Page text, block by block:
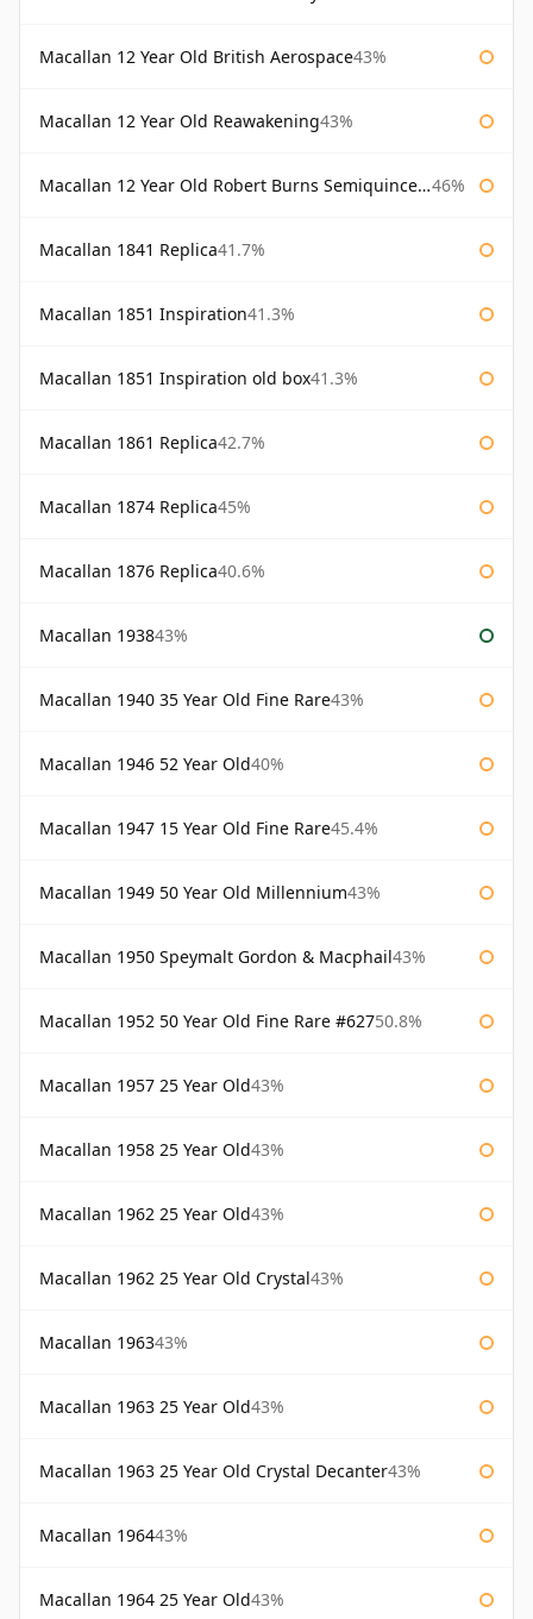
Macallan 12 Year Old British Aerospace43%
Macallan 12 Year Old Reawakening43%
Macallan 12 Year Old Robert Burns Semiquincentenary 46%
Macallan 1841 Replica41.7%
Macallan 1851 Inspiration41.3%
Macallan 1851 Inspiration old box41.3%
Macallan 1861 Replica42.7%
Macallan 1874 Replica45%
Macallan 1876 Replica40.6%
Macallan 193843%
Macallan 1940 35 Year Old Fine Rare43%
Macallan 1946 52 Year Old40%
Macallan 1947 15 Year Old Fine Rare45.4%
Macallan 1949 50 Year Old Millennium43%
Macallan 1950 Speymalt Gordon & Macphail43%
Macallan 1952 50 Year Old Fine Rare #62750.8%
Macallan 1957 25 Year Old43%
Macallan 1958 25 Year Old43%
Macallan 1962 25 Year Old43%
Macallan 1962 25 Year Old Crystal43%
Macallan 196343%
Macallan 1963 25 Year Old43%
Macallan 1963 25 Year Old Crystal Decanter43%
Macallan 196443%
Macallan 1964 25 Year Old43%